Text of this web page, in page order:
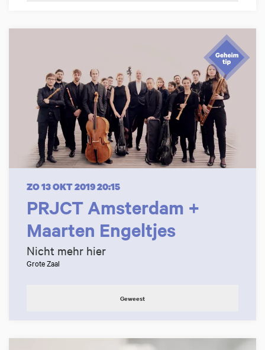
PRJCT Amsterdam +
Maarten Engeltjes
Nicht mehr hier
ZO 13 OKT 201920:15
Grote Zaal
Geweest